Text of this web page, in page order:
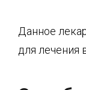
Данное
для лечения